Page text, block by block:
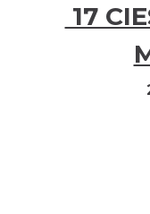
17